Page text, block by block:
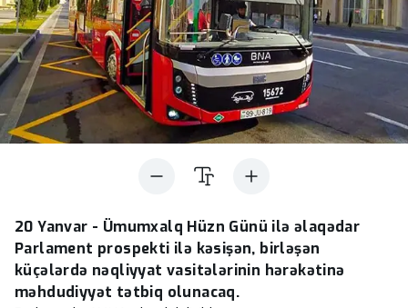
20 Yanvar - Ümumxalq Hüzn Günü ilə əlaqədar
Parlament prospekti ilə kəsişən, birləşən
küçələrdə nəqliyyat vasitələrinin hərəkətinə
məhdudiyyət tətbiq olunacaq.